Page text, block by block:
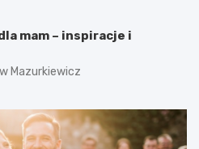
mam – inspiracje i
Mazurkiewicz